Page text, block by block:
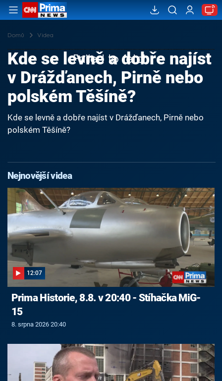
Domů Videa
Failed to fetch
Kde se levně a dobře najíst
v Drážďanech, Pirně nebo
polském Těšíně?
Kde se levně a dobře najíst v Drážďanech, Pirně nebo
polském Těšíně?
Nejnovější videa
12:07
Prima Historie, 8.8. v 20:40 - Stíhačka MiG-
15
8. srpna 2026 20:40